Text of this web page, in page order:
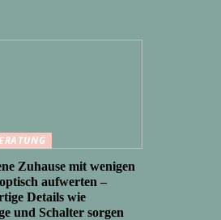
Zuhause mit wenigen
aufwerten –
Details wie
und Schalter sorgen